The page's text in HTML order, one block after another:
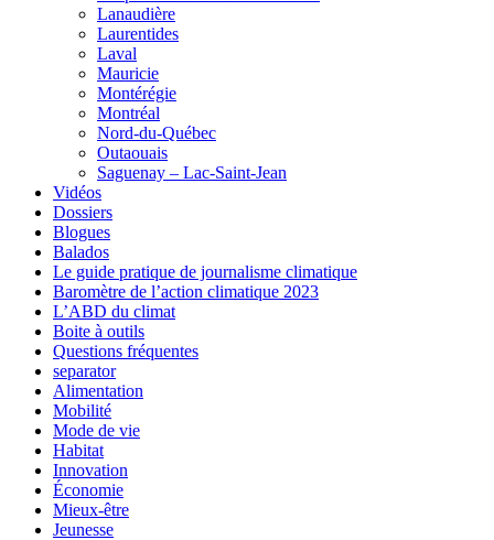
Lanaudière
Laurentides
Laval
Mauricie
Montérégie
Montréal
Nord-du-Québec
Outaouais
Saguenay – Lac-Saint-Jean
Vidéos
Dossiers
Blogues
Balados
Le guide pratique de journalisme climatique
Baromètre de l’action climatique 2023
L’ABD du climat
Boite à outils
Questions fréquentes
separator
Alimentation
Mobilité
Mode de vie
Habitat
Innovation
Économie
Mieux-être
Jeunesse